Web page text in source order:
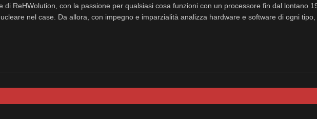
di ReHWolution, con la passione per qualsiasi cosa funzioni con un processore fin dal lontano
nel case. Da allora, con impegno e imparzialità analizza hardware e software di ogni